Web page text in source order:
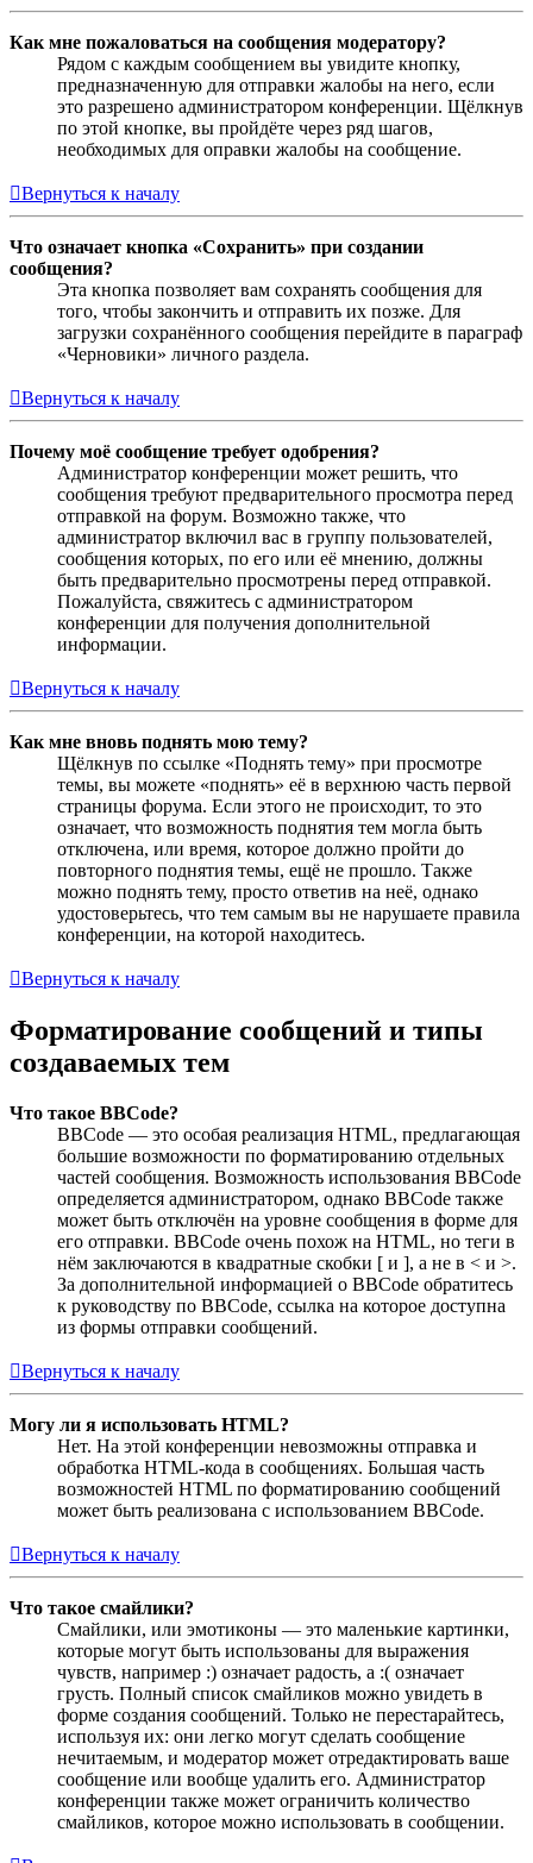
Как мне пожаловаться на сообщения модератору?
Рядом с каждым сообщением вы увидите кнопку,
предназначенную для отправки жалобы на него, если
это разрешено администратором конференции. Щёлкнув
по этой кнопке, вы пройдёте через ряд шагов,
необходимых для оправки жалобы на сообщение.
Вернуться к началу
Что означает кнопка «Сохранить» при создании
сообщения?
Эта кнопка позволяет вам сохранять сообщения для
того, чтобы закончить и отправить их позже. Для
загрузки сохранённого сообщения перейдите в параграф
«Черновики» личного раздела.
Вернуться к началу
Почему моё сообщение требует одобрения?
Администратор конференции может решить, что
сообщения требуют предварительного просмотра перед
отправкой на форум. Возможно также, что
администратор включил вас в группу пользователей,
сообщения которых, по его или её мнению, должны
быть предварительно просмотрены перед отправкой.
Пожалуйста, свяжитесь с администратором
конференции для получения дополнительной
информации.
Вернуться к началу
Как мне вновь поднять мою тему?
Щёлкнув по ссылке «Поднять тему» при просмотре
темы, вы можете «поднять» её в верхнюю часть первой
страницы форума. Если этого не происходит, то это
означает, что возможность поднятия тем могла быть
отключена, или время, которое должно пройти до
повторного поднятия темы, ещё не прошло. Также
можно поднять тему, просто ответив на неё, однако
удостоверьтесь, что тем самым вы не нарушаете правила
конференции, на которой находитесь.
Вернуться к началу
Форматирование сообщений и типы
создаваемых тем
Что такое BBCode?
BBCode — это особая реализация HTML, предлагающая
большие возможности по форматированию отдельных
частей сообщения. Возможность использования BBCode
определяется администратором, однако BBCode также
может быть отключён на уровне сообщения в форме для
его отправки. BBCode очень похож на HTML, но теги в
нём заключаются в квадратные скобки [ и ], а не в < и >.
За дополнительной информацией о BBCode обратитесь
к руководству по BBCode, ссылка на которое доступна
из формы отправки сообщений.
Вернуться к началу
Могу ли я использовать HTML?
Нет. На этой конференции невозможны отправка и
обработка HTML-кода в сообщениях. Большая часть
возможностей HTML по форматированию сообщений
может быть реализована с использованием BBCode.
Вернуться к началу
Что такое смайлики?
Смайлики, или эмотиконы — это маленькие картинки,
которые могут быть использованы для выражения
чувств, например :) означает радость, а :( означает
грусть. Полный список смайликов можно увидеть в
форме создания сообщений. Только не перестарайтесь,
используя их: они легко могут сделать сообщение
нечитаемым, и модератор может отредактировать ваше
сообщение или вообще удалить его. Администратор
конференции также может ограничить количество
смайликов, которое можно использовать в сообщении.